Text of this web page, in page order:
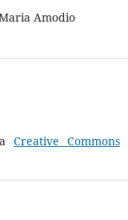
Amodio
Creative Commons